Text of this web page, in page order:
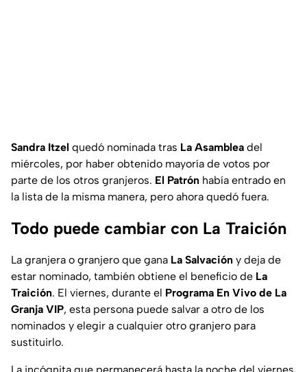
Sandra Itzel quedó nominada tras La Asamblea del
miércoles, por haber obtenido mayoría de votos por
parte de los otros granjeros. El Patrón había entrado en
la lista de la misma manera, pero ahora quedó fuera.
Todo puede cambiar con La Traición
La granjera o granjero que gana La Salvación y deja de
estar nominado, también obtiene el beneficio de La
Traición. El viernes, durante el Programa En Vivo de La
Granja VIP, esta persona puede salvar a otro de los
nominados y elegir a cualquier otro granjero para
sustituirlo.